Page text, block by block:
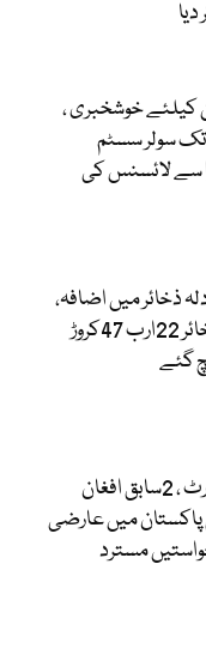
کیلئے خوشخبری ،
تک سولر سسٹم
سے لائسنس کی
ذخائر میں اضافہ،
مجموعی ذخائر 22ارب 47کروڑ
گئے
پشاور ہائیکورٹ ، 2سابق افغان
میں عارضی
مسترد